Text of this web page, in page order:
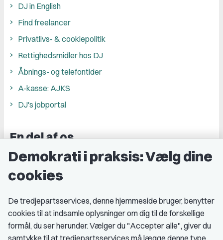
DJ in English
Find freelancer
Privatlivs- & cookiepolitik
Rettighedsmidler hos DJ
Åbnings- og telefontider
A-kasse: AJKS
DJ's jobportal
En del af os
Grupper og kredse
Studenterorganisationer
Medlemskab
Demokrati i praksis: Vælg dine
cookies
De tredjepartsservices, denne hjemmeside bruger, benytter
cookies til at indsamle oplysninger om dig til de forskellige
formål, du ser herunder. Vælger du "Accepter alle", giver du
samtykke til at tredjepartsservices må lægge denne type